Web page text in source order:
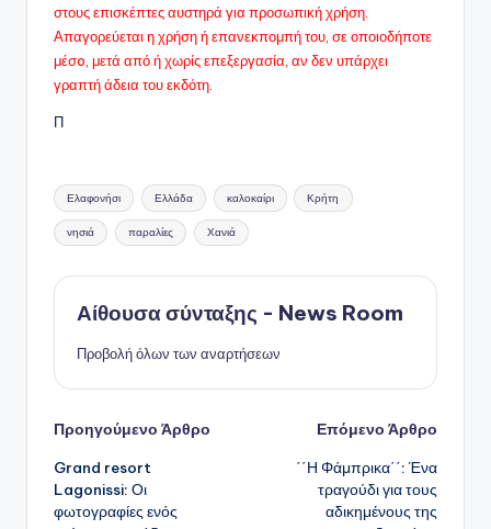
στους επισκέπτες αυστηρά για προσωπική χρήση.
Απαγορεύεται η χρήση ή επανεκπομπή του, σε οποιοδήποτε
μέσo, μετά από ή χωρίς επεξεργασία, αν δεν υπάρχει
γραπτή άδεια του εκδότη.
Π
Ετικέτες:
Ελαφονήσι Ελλάδα καλοκαίρι Κρήτη
νησιά παραλίες Χανιά
Αίθουσα σύνταξης - News Room
Προβολή όλων των αναρτήσεων
Πλοήγηση
δημοσιεύσεων
Προηγούμενο Άρθρο
Grand resort
Lagonissi: Οι
φωτογραφίες ενός
Επόμενο Άρθρο
΄΄Η Φάμπρικα΄΄: Ένα
τραγούδι για τους
αδικημένους της